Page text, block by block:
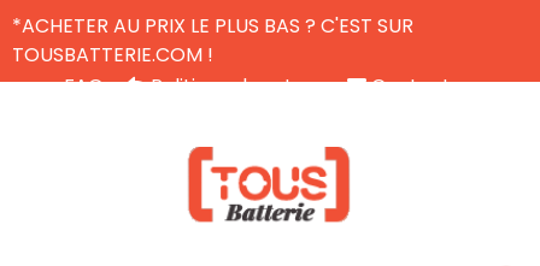
*ACHETER AU PRIX LE PLUS BAS ? C'EST SUR
TOUSBATTERIE.COM !
FAQ
Politique de retour
Contactez-nous